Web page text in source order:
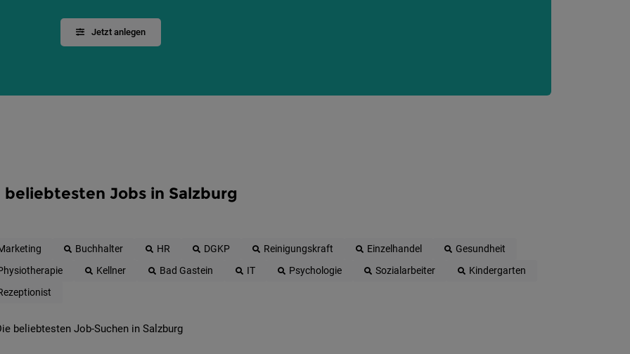
Jetzt anlegen
beliebtesten Jobs in Salzburg
Buchhalter HR DGKP Reinigungskraft Einzelhandel
Gesundheit
Kellner Bad Gastein IT Psychologie Sozialarbeiter
Kindergarten
beliebtesten Job-Suchen in Salzburg